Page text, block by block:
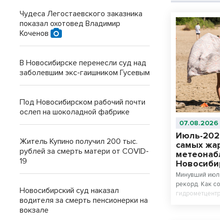
07.08.2026
Июль-
самых
Минувший
рекорд. Как
Чудеса Легостаевского заказника
показал охотовед Владимир
Коченов
В Новосибирске перенесли суд над
заболевшим экс-гаишником Гусевым
Под Новосибирском рабочий почти
ослеп на шоколадной фабрике
Житель Купино получил 200 тыс.
рублей за смерть матери от COVID-
19
Новосибирский суд наказал
водителя за смерть пенсионерки на
вокзале